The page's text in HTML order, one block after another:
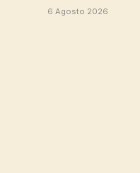
6 Agosto 2026